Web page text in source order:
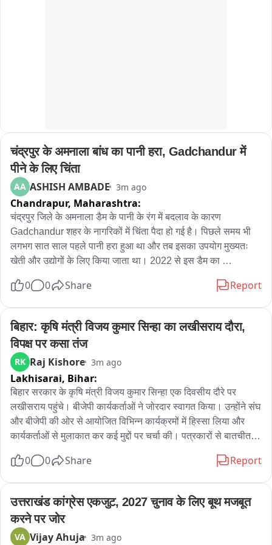
चंद्रपुर के अमनाला बांध का पानी हरा, Gadchandur में
पीने के लिए चिंता
AA ASHISH AMBADE 3m ago
Chandrapur, Maharashtra:
चंद्रपुर जिले के अमनाला डैम के पानी के रंग में बदलाव के कारण
Gadchandur शहर के नागरिकों में चिंता पैदा हो गई है। पिछले समय भी
लगभग सात साल पहले पानी हरा हुआ था और तब इसका उपयोग मुख्यतः
खेती और उद्योगों के लिए किया जाता था। 2022 से इस डैम का
दिया जा रहा है। पानी के रंग बदलने से नागरिकों में भ्रम और चिंता है।
Gadchandur Nagar Parishad ने नागरिकों को दी है। अब यह प्रश्न
उठ रहे हैं कि पानी क्यों बदला, इसका सExact कारण क्या है और क्या
नागरिकों के स्वास्थ्य को खतरा है।
0 0 Share Report
बिहार: कृषि मंत्री विजय कुमार सिन्हा का लखीसराय दौरा,
विपक्ष पर कसा तंज
RK Raj Kishore 3m ago
Lakhisarai, Bihar:
बिहार सरकार के कृषि मंत्री विजय कुमार सिन्हा एक दिवसीय दौरे पर
लखीसराय पहुंचे। बीजेपी कार्यकर्ताओं ने जोरदार स्वागत किया। उन्होंने संघ
और बीजेपी की ओर से आयोजित विभिन्न कार्यक्रमों में हिस्सा लिया और
कार्यकर्ताओं से मुलाकात कर कई मुद्दों पर चर्चा की। पत्रकारों से बातचीत के
तेजस्वी यादव को नेता प्रतिपक्ष की भूमिका अच्छी तरह निभानी चाहिए।
कार्रवाई जारी है। सरकार का उद्देश्य कानून-व्यवस्था मजबूत करना और
भ्रष्टाचार पर अंकुश लगाना है।
0 0 Share Report
उत्तराखंड कांग्रेस एकजुट, 2027 चुनाव के लिए बूथ मजबूत
करने पर जोर
VA Vijay Ahuja 3m ago